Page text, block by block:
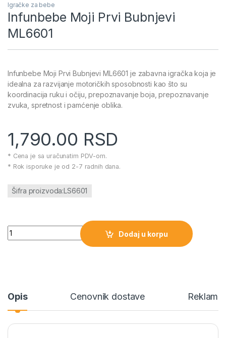
Igračke za bebe
Infunbebe Moji Prvi Bubnjevi
ML6601
Infunbebe Moji Prvi Bubnjevi ML6601 je zabavna igračka koja je
idealna za razvijanje motoričkih sposobnosti kao što su
koordinacija ruku i očiju, prepoznavanje boja, prepoznavanje
zvuka, spretnost i pamćenje oblika.
1,790.00 RSD
* Cena je sa uračunatim PDV-om.
* Rok isporuke je od 2-7 radnih dana.
Šifra proizvoda:LS6601
Infunbebe Moji Prvi Bubnjevi ML6601 količina
Dodaj u korpu
Opis Cenovnik dostave